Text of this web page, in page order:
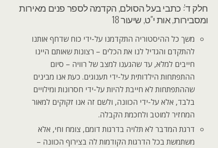
חלק ד': כתבי בעל הסולם, הקדמה לספר פנים מאירות
ומסבירות, אות י"ט, שיעור 18
משך כל ההיסטוריה התקדמנו על-ידי כוח שדחף אותנו
להתקדם והגדיל לנו את הכלים – רצונות שאותם היינו
חייבים למלא, עד שהגענו למצב של רוויה – סיום
ההתפתחות הילדותית על-ידי תענוגים. כעת אנו מבינים
שההתפתחות לא חייבת להיות על-ידי חסרונות ומילויים
בלבד, אלא על-ידי הכוונה, ולשם זה אנו זקוקים למאור
המחזיר למוטב ולחכמת הקבלה.
דרגת המדבר לא תלויה בדרגות דומם, צומח וחי, אלא
משתמשת בכל הדרגות הקודמות לה בצירוף הכוונה –